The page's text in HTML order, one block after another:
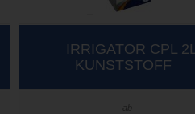
IRRIGATOR CPL
KUNSTSTOFF
ab